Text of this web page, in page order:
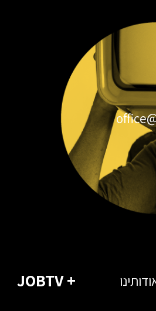
+ JOBTV